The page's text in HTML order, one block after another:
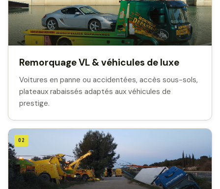
Remorquage VL & véhicules de luxe
Voitures en panne ou accidentées, accès sous-sols,
plateaux rabaissés adaptés aux véhicules de
prestige.
02